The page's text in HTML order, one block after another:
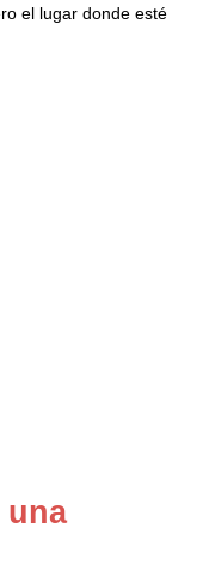
el lugar donde esté
una